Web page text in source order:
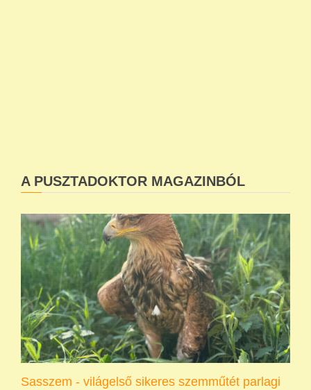
A PUSZTADOKTOR MAGAZINBÓL
Sasszem - világelső sikeres szemműtét parlagi